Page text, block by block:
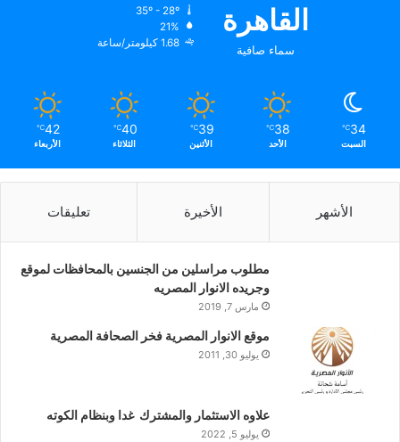
القاهرة
سماء صافية
21%
1.68 كيلومتر/ساعة
34
℃
السبت
38
℃
الأحد
39
℃
الأثنين
40
℃
الثلاثاء
42
℃
الأربعاء
الأشهر الأخيرة تعليقات
مطلوب مراسلين من الجنسين بالمحافظات لموقع
وجريده الانوار المصريه
مارس 7, 2019
موقع الانوار المصرية فخر الصحافة المصرية
يوليو 30, 2011
علاوه الاستثمار والمشترك غدا وبنظام الكوته
يوليو 5, 2022